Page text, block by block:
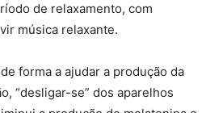
de relaxamento, com
música relaxante.
forma a ajudar a produção da
“desligar-se” dos aparelhos